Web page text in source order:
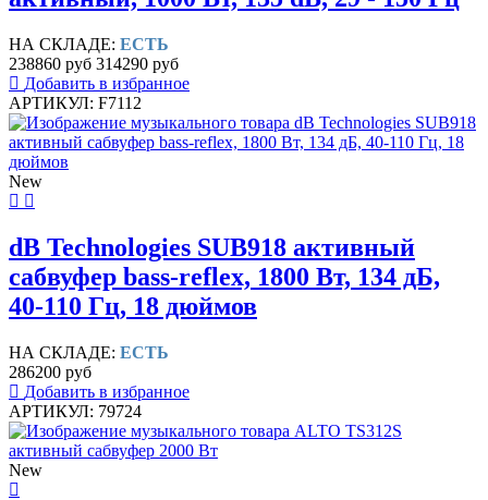
НА СКЛАДЕ: ЕСТЬ
238860 руб 314290 руб
Добавить в избранное
АРТИКУЛ: F7112
New
dB Technologies SUB918 активный
сабвуфер bass-reflex, 1800 Вт, 134 дБ,
40-110 Гц, 18 дюймов
НА СКЛАДЕ: ЕСТЬ
286200 руб
Добавить в избранное
АРТИКУЛ: 79724
New